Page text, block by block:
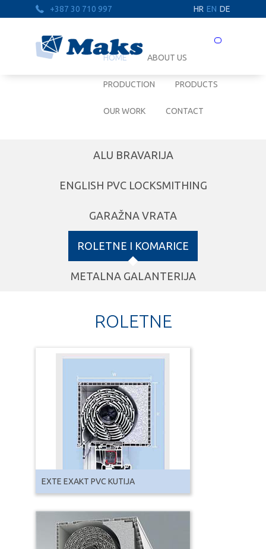
+387 30 710 997 HR EN DE
Prebaci
HOME ABOUT US
PRODUCTION PRODUCTS
OUR WORK CONTACT
ALU BRAVARIJA
ENGLISH PVC LOCKSMITHING
GARAŽNA VRATA
ROLETNE I KOMARICE
METALNA GALANTERIJA
ROLETNE
EXTE EXAKT PVC KUTIJA